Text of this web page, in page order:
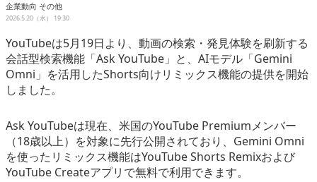
連載
イベント/セミナー
eスポーツ
企業動向 その他
2026.5.20（水） 19:30
YouTubeは5月19日より、動画の検索・発見体験を刷新する
会話型検索機能「Ask YouTube」と、AIモデル「Gemini
Omni」を活用したShorts向けリミックス機能の提供を開始
しました。
Ask YouTubeは現在、米国のYouTube Premiumメンバー
（18歳以上）を対象に先行公開されており、Gemini Omni
を使ったリミックス機能はYouTube Shorts Remixおよび
YouTube Createアプリで無料で利用できます。